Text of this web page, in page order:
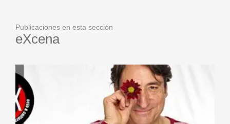
Publicaciones en esta sección
eXcena